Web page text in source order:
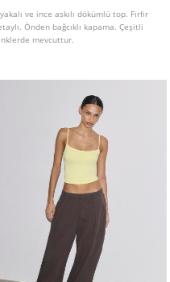
ve ince askılı dökümlü top. Fırfır
Önden bağcıklı kapama. Çeşitli
mevcuttur.